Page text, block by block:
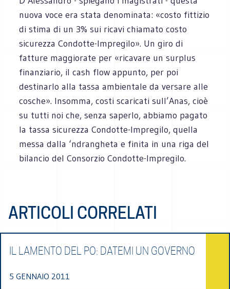
nuova voce era stata denominata: «costo fittizio
di stima di un 3% sui ricavi chiamato costo
sicurezza Condotte-Impregilo». Un giro di
fatture maggiorate per «ricavare un surplus
finanziario, il cash flow appunto, per poi
destinarlo alla tassa ambientale da versare alle
cosche». Insomma, costi scaricati sull’Anas, cioè
su tutti noi che, senza saperlo, abbiamo pagato
la tassa sicurezza Condotte-Impregilo, quella
messa dalla ‘ndrangheta e finita in una riga del
bilancio del Consorzio Condotte-Impregilo.
ARTICOLI CORRELATI
IL LAMENTO DEL PO: DATEMI UN GOVERNO
5 GENNAIO 2011